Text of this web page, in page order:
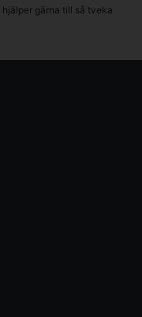
hjälper gärna till så tveka